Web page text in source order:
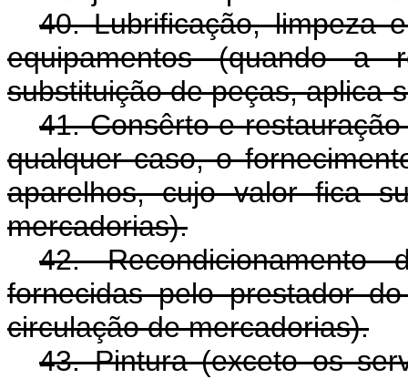
40. Lubrificação, limpeza
equipamentos (quando a
substituição de peças, aplica-
41. Consêrto e
qualquer caso, o
aparelhos, cujo valor fica
mercadorias).
42.
fornecidas pelo prestador
circulação de mercadorias).
43. Pintura (exceto os